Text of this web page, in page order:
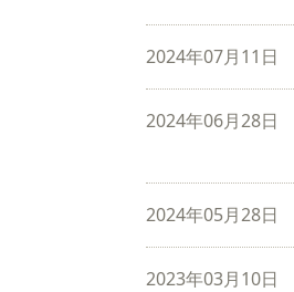
2024年07月11日
2024年06月28日
2024年05月28日
2023年03月10日